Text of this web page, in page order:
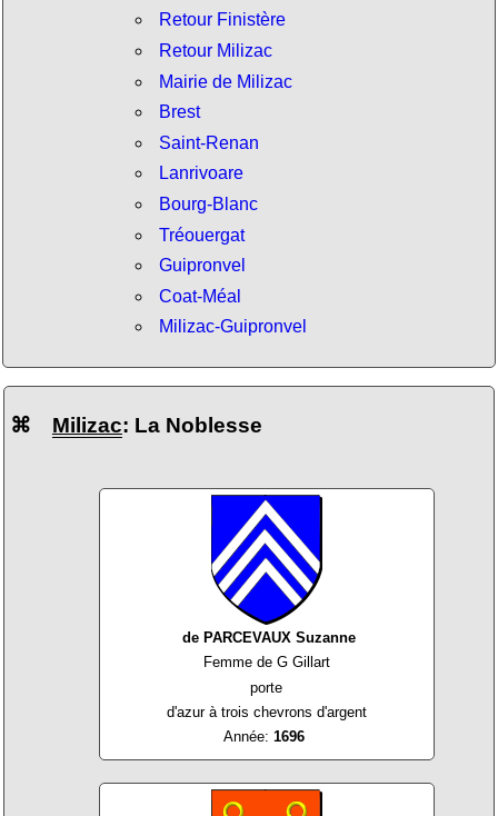
Retour Finistère
Retour Milizac
Mairie de Milizac
Brest
Saint-Renan
Lanrivoare
Bourg-Blanc
Tréouergat
Guipronvel
Coat-Méal
Milizac-Guipronvel
⌘ Milizac: La Noblesse
de PARCEVAUX Suzanne
Femme de G Gillart
porte
d'azur à trois chevrons d'argent
Année:1696